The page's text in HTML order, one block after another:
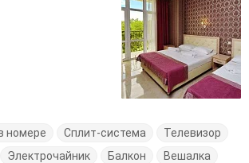
номере Сплит-система
Телевизор
Электрочайник Балкон
Вешалка